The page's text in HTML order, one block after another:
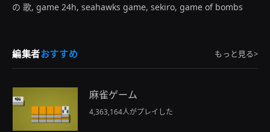
の 歌, game 24h, seahawks game, sekiro, game of bombs
編集者おすすめ もっと見る>
麻雀ゲーム
4,363,164人がプレイした